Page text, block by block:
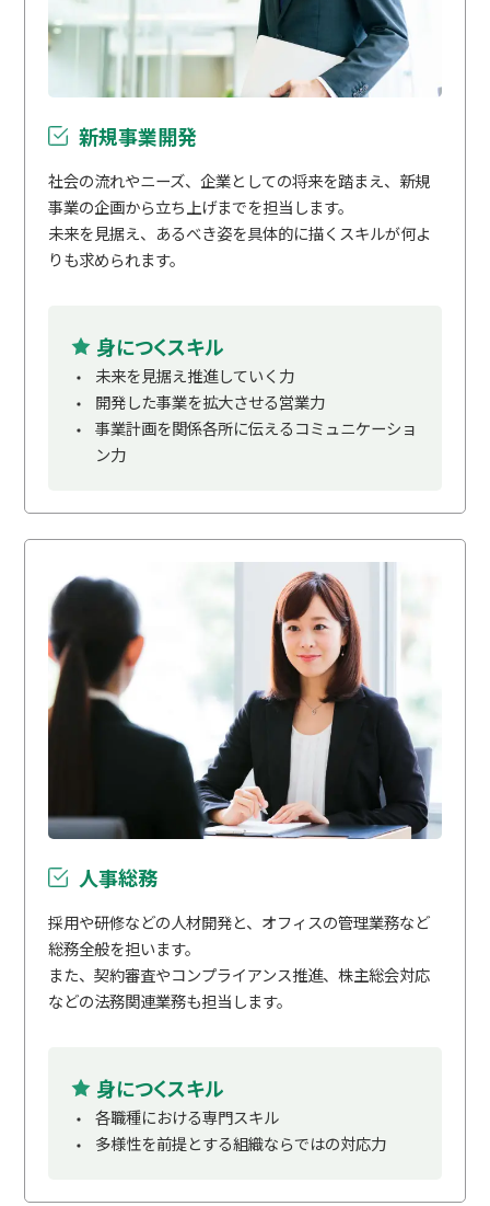
新規事業開発
社会の流れやニーズ、企業としての将来を踏まえ、新規
事業の企画から立ち上げまでを担当します。
未来を見据え、あるべき姿を具体的に描くスキルが何よ
りも求められます。
身につくスキル
未来を見据え推進していく力
開発した事業を拡大させる営業力
事業計画を関係各所に伝えるコミュニケーショ
ン力
人事総務
採用や研修などの人材開発と、オフィスの管理業務など
総務全般を担います。
また、契約審査やコンプライアンス推進、株主総会対応
などの法務関連業務も担当します。
身につくスキル
各職種における専門スキル
多様性を前提とする組織ならではの対応力